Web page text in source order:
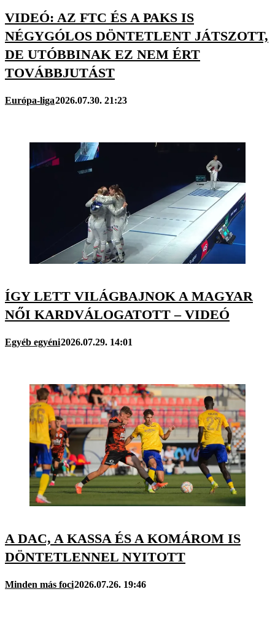
VIDEÓ: AZ FTC ÉS A PAKS IS
NÉGYGÓLOS DÖNTETLENT JÁTSZOTT,
DE UTÓBBINAK EZ NEM ÉRT
TOVÁBBJUTÁST
Európa-liga2026.07.30. 21:23
ÍGY LETT VILÁGBAJNOK A MAGYAR
NŐI KARDVÁLOGATOTT – VIDEÓ
Egyéb egyéni2026.07.29. 14:01
A DAC, A KASSA ÉS A KOMÁROM IS
DÖNTETLENNEL NYITOTT
Minden más foci2026.07.26. 19:46